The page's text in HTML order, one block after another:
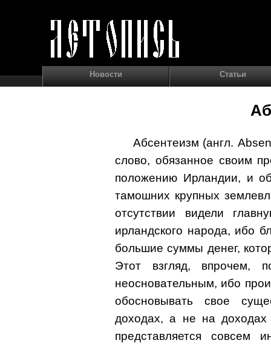
Новости Статьи
Абсентеизм (англ.
слово, обязанное своим
положению Ирландии, и
тамошних крупных
отсутствии видели
ирландского народа, ибо
большие суммы денег,
Этот взгляд, впрочем,
неосновательным, ибо
обосновывать свое
доходах, а не на доходах
представляется совсем